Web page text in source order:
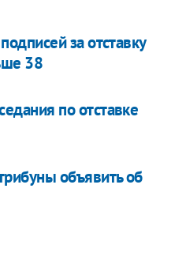
за отставку
38
по отставке
объявить об